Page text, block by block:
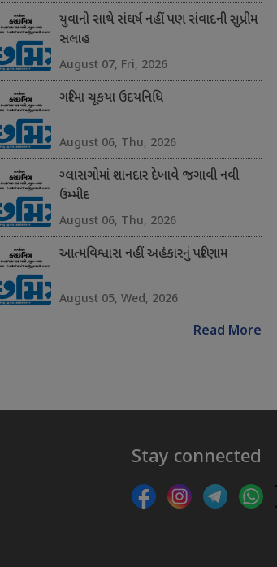
યુવાનો સાથે સંઘર્ષ નહીં પણ સંવાદની સુપ્રીમ
સલાહ
August 07, Fri, 2026
ગરિમા ચૂકયા ઉદયનિધિ
August 06, Thu, 2026
ગ્લાસગોમાં શાનદાર દેખાવે જગાવી નવી
ઉમ્મીદ
August 06, Thu, 2026
આત્મવિશ્વાસ નહીં અહંકારનું પરિણામ
August 05, Wed, 2026
Read More
Stay connected